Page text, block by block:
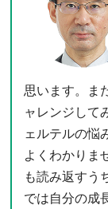
思います。ま
ャレンジして
ェルテルの悩
よくわかりま
も読み返すう
では自分の成